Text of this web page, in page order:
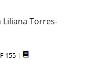
Liliana Torres-
155 |